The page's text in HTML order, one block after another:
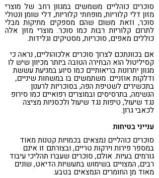
סוכרים כוהליים משמשים במגוון רחב של מוצרי
מזון דלי קלוריות, מופחתי קלוריות, דלי שומן ונטולי
סוכר, וזאת משום שהם מספקים מתיקות מבלי
לתרום קלוריות רבות כמו סוכר. מוצרי מזון אלה
כוללים מאפים, סוכריות, מסטיקים וגלידות.
אם בכוונתכם לצרוך סוכרים אלכוהוליים, נראה כי
קסיליטול הוא הבחירה הטובה ביותר מכיוון שיש לו
מגוון יתרונות בריאותיים כמו סיוע במניעת עששת
ודלקות אוזניים. משתמשים בו במשחות שיניים,
בתכשירים לשטיפת הפה, בסוכריות לרענון
הנשימה, בתרסיסים ובמוצרים רפואיים כמו סירופ
נגד שיעול, טיפות נגד שיעול ולכסניות מציצה
לכאבי גרון.
ענייני בטיחות
סוכרים כוהליים נמצאים בכמויות קטנות מאוד
במספר פירות וירקות טריים, ובצורתם זו אינם
גורמים בעיות. אולם, סוכרים שעברו תהליכי עיבוד
רבים, המצויים בשימוש בתעשיות הדיאט, שונים
מאוד מן החומרים הנמצאים בטבע.